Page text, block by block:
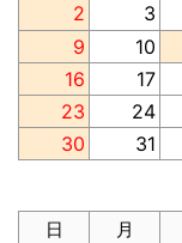
2
3
9
10
16
17
23
24
30
31
日 月